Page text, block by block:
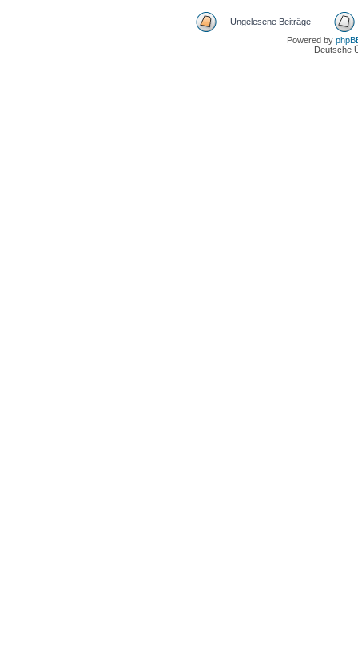
Ungelesene Beiträge
Powered by
Deutsche